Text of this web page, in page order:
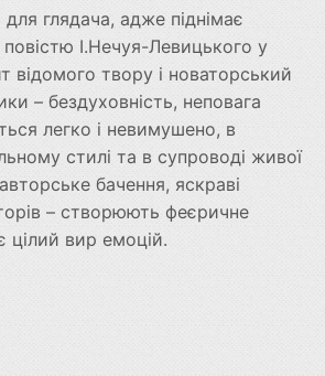
глядача, адже піднімає
І.Нечуя-Левицького у
відомого твору і новаторський
– бездуховність, неповага
легко і невимушено, в
стилі та в супроводі живої
бачення, яскраві
– створюють феєричне
цілий вир емоцій.